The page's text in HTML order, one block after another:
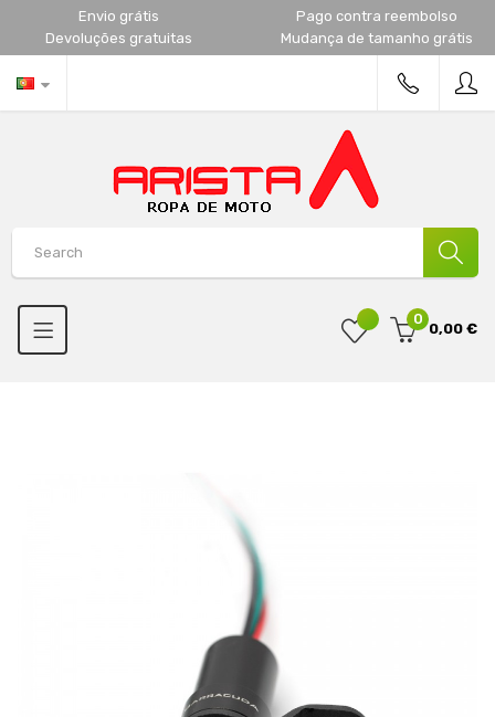
Envio grátis
Pago contra reembolso
Devoluções gratuitas
Mudança de tamanho grátis
0
0,00 €